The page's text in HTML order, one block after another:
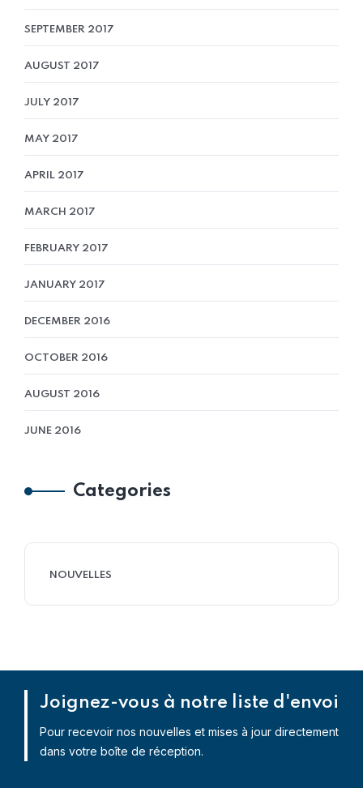
SEPTEMBER 2017
AUGUST 2017
JULY 2017
MAY 2017
APRIL 2017
MARCH 2017
FEBRUARY 2017
JANUARY 2017
DECEMBER 2016
OCTOBER 2016
AUGUST 2016
JUNE 2016
Categories
NOUVELLES
Joignez-vous à notre liste d'envoi
Pour recevoir nos nouvelles et mises à jour directement
dans votre boîte de réception.